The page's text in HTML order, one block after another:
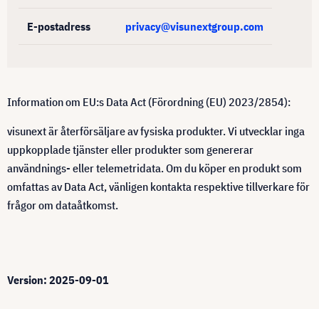
E-postadress privacy@visunextgroup.com
Information om EU:s Data Act (Förordning (EU) 2023/2854):
visunext är återförsäljare av fysiska produkter. Vi utvecklar inga
uppkopplade tjänster eller produkter som genererar
användnings- eller telemetridata. Om du köper en produkt som
omfattas av Data Act, vänligen kontakta respektive tillverkare för
frågor om dataåtkomst.
Version: 2025-09-01